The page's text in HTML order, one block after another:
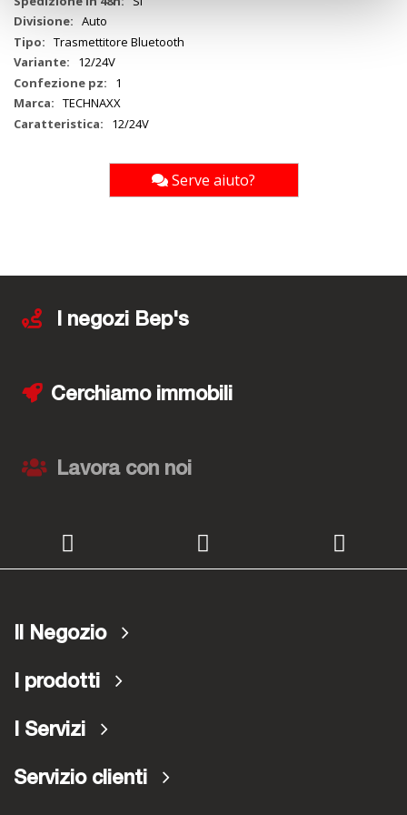
Auto
Trasmettitore Bluetooth
12/24V
1
TECHNAXX
12/24V
Serve aiuto?
I negozi Bep's
Cerchiamo immobili
Lavora con noi
Il Negozio
I prodotti
I Servizi
Servizio clienti